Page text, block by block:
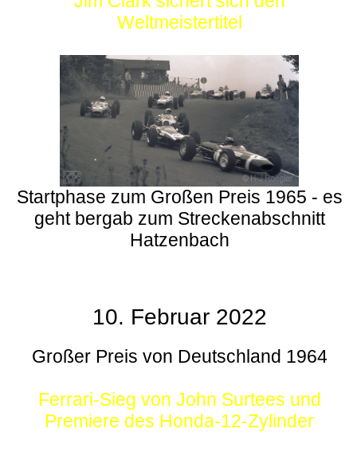
Weltmeistertitel
Startphase zum Großen Preis 1965 - es
geht bergab zum Streckenabschnitt
Hatzenbach
10. Februar 2022
Großer Preis von Deutschland 1964
Ferrari-Sieg von John Surtees und
Premiere des Honda-12-Zylinder